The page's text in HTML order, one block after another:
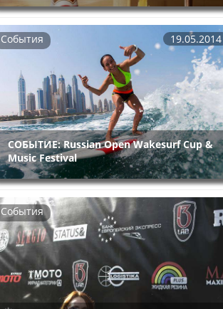
События 19.05.2014
СОБЫТИЕ: Russian Open Wakesurf Cup &
Music Festival
События